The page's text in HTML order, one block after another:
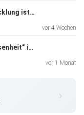
Folge 21: Digitale Schulentwicklung ist analoge Beziehungsarbeit
vor 4 Wochen
Folge 20: Mit „heiterer Besessenheit“ in die Zukunft
vor 1 Monat